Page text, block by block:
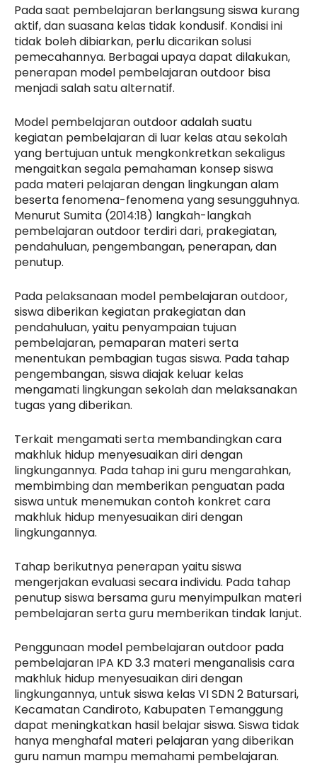
Pada saat pembelajaran berlangsung siswa kurang
aktif, dan suasana kelas tidak kondusif. Kondisi ini
tidak boleh dibiarkan, perlu dicarikan solusi
pemecahannya. Berbagai upaya dapat dilakukan,
penerapan model pembelajaran outdoor bisa
menjadi salah satu alternatif.
Model pembelajaran outdoor adalah suatu
kegiatan pembelajaran di luar kelas atau sekolah
yang bertujuan untuk mengkonkretkan sekaligus
mengaitkan segala pemahaman konsep siswa
pada materi pelajaran dengan lingkungan alam
beserta fenomena-fenomena yang sesungguhnya.
Menurut Sumita (2014:18) langkah-langkah
pembelajaran outdoor terdiri dari, prakegiatan,
pendahuluan, pengembangan, penerapan, dan
penutup.
Pada pelaksanaan model pembelajaran outdoor,
siswa diberikan kegiatan prakegiatan dan
pendahuluan, yaitu penyampaian tujuan
pembelajaran, pemaparan materi serta
menentukan pembagian tugas siswa. Pada tahap
pengembangan, siswa diajak keluar kelas
mengamati lingkungan sekolah dan melaksanakan
tugas yang diberikan.
Terkait mengamati serta membandingkan cara
makhluk hidup menyesuaikan diri dengan
lingkungannya. Pada tahap ini guru mengarahkan,
membimbing dan memberikan penguatan pada
siswa untuk menemukan contoh konkret cara
makhluk hidup menyesuaikan diri dengan
lingkungannya.
Tahap berikutnya penerapan yaitu siswa
mengerjakan evaluasi secara individu. Pada tahap
penutup siswa bersama guru menyimpulkan materi
pembelajaran serta guru memberikan tindak lanjut.
Penggunaan model pembelajaran outdoor pada
pembelajaran IPA KD 3.3 materi menganalisis cara
makhluk hidup menyesuaikan diri dengan
lingkungannya, untuk siswa kelas VI SDN 2 Batursari,
Kecamatan Candiroto, Kabupaten Temanggung
dapat meningkatkan hasil belajar siswa. Siswa tidak
hanya menghafal materi pelajaran yang diberikan
guru namun mampu memahami pembelajaran.